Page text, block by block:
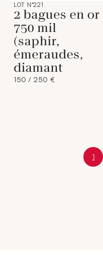
LOT N°221
2 bagues en or
750 mil
(saphir,
émeraudes,
diamant
150 / 250 €
1